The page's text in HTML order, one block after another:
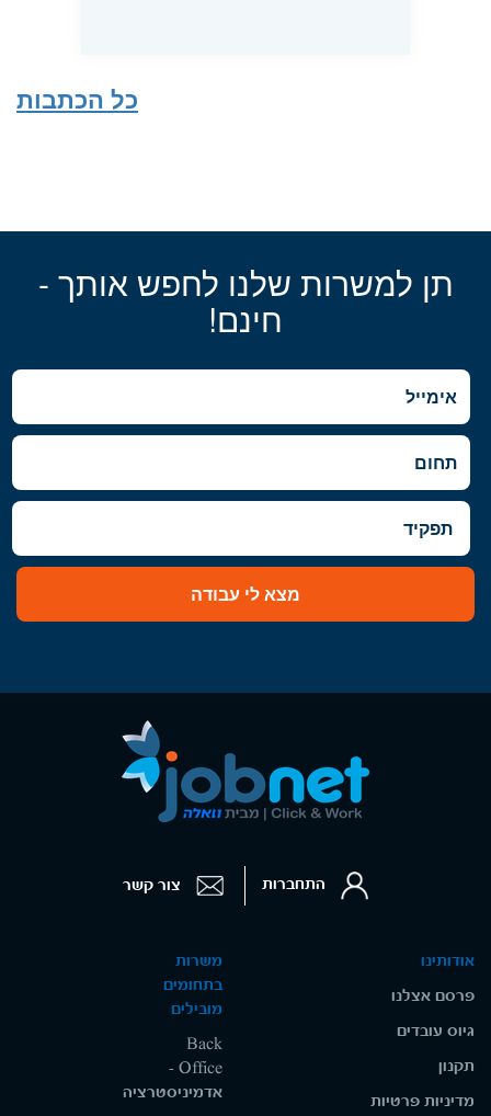
כל הכתבות
תן למשרות שלנו לחפש אותך -
חינם!
מצא לי עבודה
אודותינו
פרסם אצלנו
גיוס עובדים
תקנון
מדיניות פרטיות
משרות
בתחומים
מובילים
Back
Office -
אדמיניסטרציה